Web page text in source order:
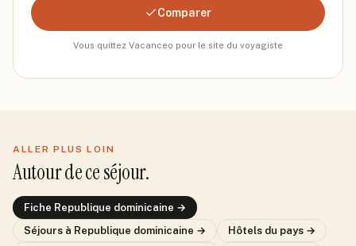
Comparer
Vous quittez Vacanceo pour le site du voyagiste
ALLER PLUS LOIN
Autour de ce séjour.
Fiche Republique dominicaine →
Séjours à Republique dominicaine →
Hôtels du pays →